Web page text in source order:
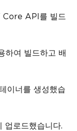
Core API를 빌드
여 빌드하고 배
너를 생성했습
로드했습니다.